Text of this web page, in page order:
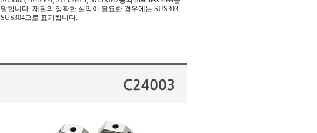
말합니다. 재질의 정확한 실익이 필요한 경우에는 SUS303,
SUS304으로 표기됩니다.